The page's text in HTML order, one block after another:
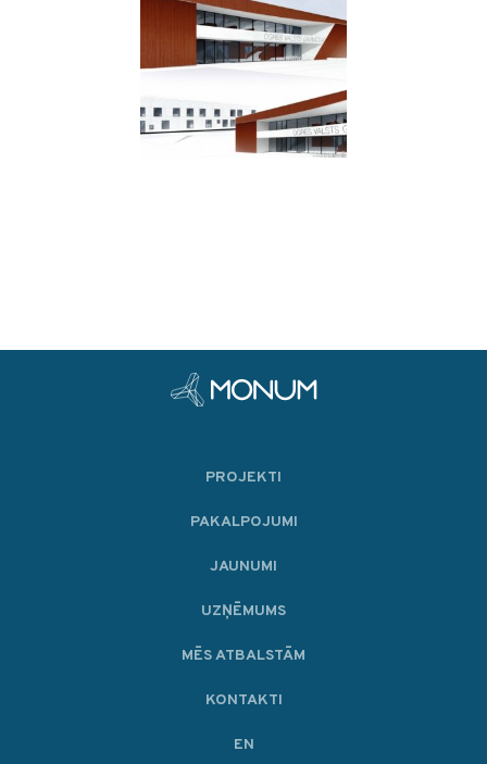
PROJEKTI
PAKALPOJUMI
JAUNUMI
UZŅĒMUMS
MĒS ATBALSTĀM
KONTAKTI
EN